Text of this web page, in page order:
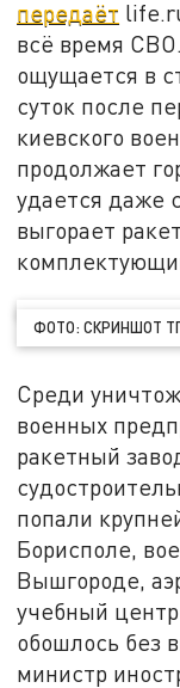
передаёт
всё время
ощущается в
суток после
киевского
продолжает
удается даже
выгорает
ФОТО: СКРИНШОТ ТГ-
Среди
военных
ракетный
попали
Борисполе,
Вышгороде,
учебный
обошлось без
министр